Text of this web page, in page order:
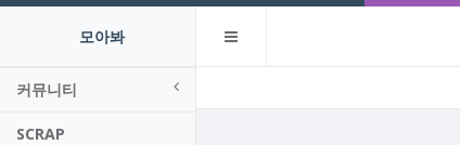
모아봐
커뮤니티
SCRAP